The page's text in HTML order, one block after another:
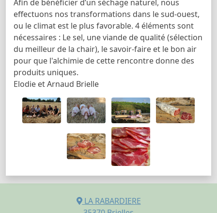
Afin de bénéficier d’un séchage naturel, nous
effectuons nos transformations dans le sud-ouest,
ou le climat est le plus favorable. 4 éléments sont
nécessaires : Le sel, une viande de qualité (sélection
du meilleur de la chair), le savoir-faire et le bon air
pour que l'alchimie de cette rencontre donne des
produits uniques.
Elodie et Arnaud Brielle
LA RABARDIERE